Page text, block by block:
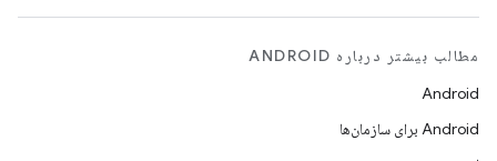
مطالب بیشتر درباره ANDROID
Android
Android برای سازمان‌ها